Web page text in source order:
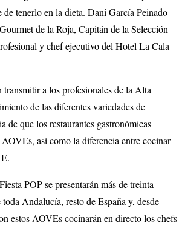
tenerlo en la dieta. Dani García Peinado
de la Roja, Capitán de la Selección
y chef ejecutivo del Hotel La Cala
transmitir a los profesionales de la Alta
de las diferentes variedades de
de que los restaurantes gastronómicas
así como la diferencia entre cocinar
POP se presentarán más de treinta
Andalucía, resto de España y, desde
estos AOVEs cocinarán en directo los chefs